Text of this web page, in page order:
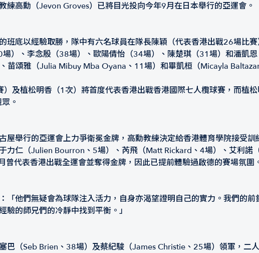
練高勳（Jevon Groves）已將目光投向今年9月在日本舉行的亞運會。
班底以經驗取勝，隊中有六名球員在隊長陳穎（代表香港出戰26場比
）、李念殷（38場）、歐陽倩怡（34場）、陳楚琪（31場）和潘凱
苗頌雅（Julia Mibuy Mba Oyana、11場）和畢凱桓（Micayla
及植松明香（1次）將首度代表香港出戰香港國際七人欖球賽，而植
。
屋舉行的亞運會上力爭衛冕金牌，高勳教練決定給香港體育學院接受
力仁（Julien Bourron、5場）、芮飛（Matt Rickard、4場）、艾利
曾代表香港出戰全運會並奪得金牌，因此已提前體驗過啟德的賽場氛圍
「他們無疑會為球隊注入活力，自身亦渴望證明自己的實力。我們的
驗的師兄們的冷靜中找到平衡。」
巴（Seb Brien、38場）及蔡紀駿（James Christie、25場）領軍，二